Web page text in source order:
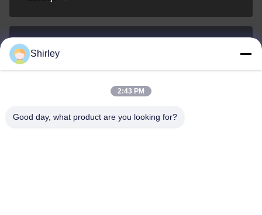
0086-18148506772
Shirley
2:43 PM
Good day, what product are you looking for?